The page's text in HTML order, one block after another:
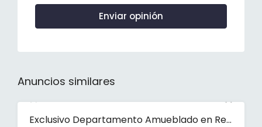
Enviar opinión
Anuncios similares
RENTAExclusivo Departamento Amueblado en Renta en Torre Yatta Living en AV. Naciones